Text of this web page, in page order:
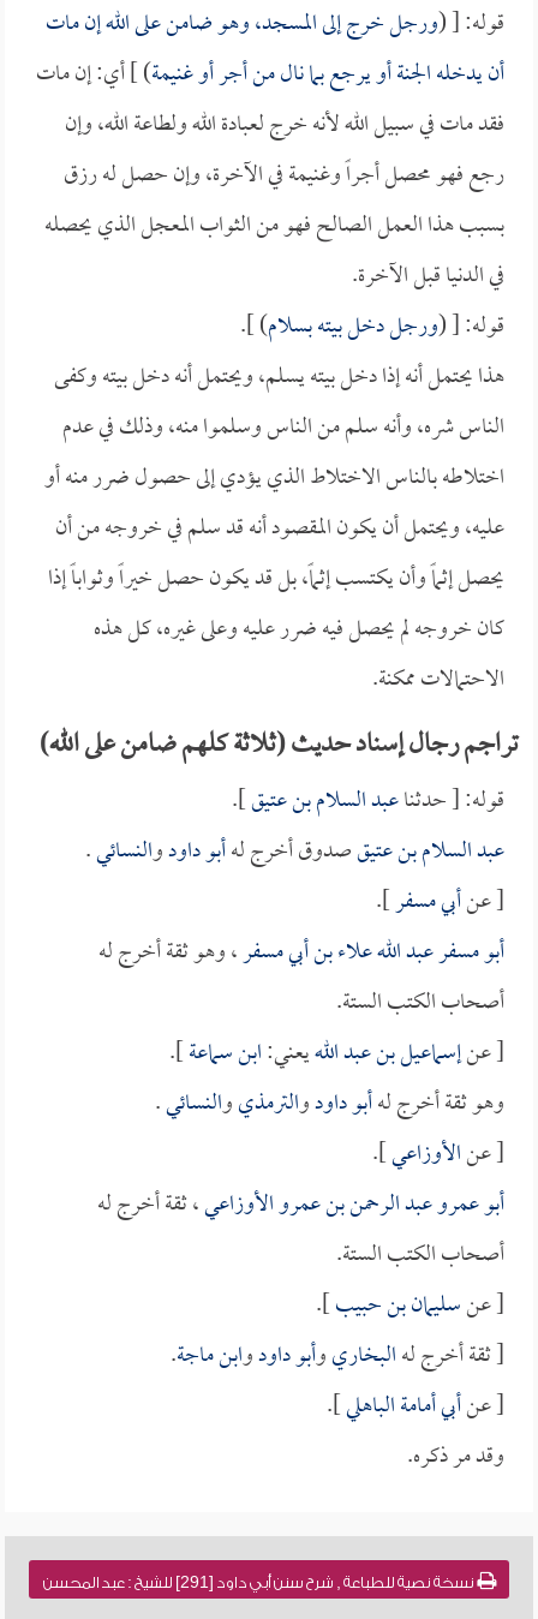
قوله: [ (ورجل خرج إلى المسجد، وهو ضامن على الله إن مات
أن يدخله الجنة أو يرجع بما نال من أجر أو غنيمة) ] أي: إن مات
فقد مات في سبيل الله لأنه خرج لعبادة الله ولطاعة الله، وإن
رجع فهو محصل أجراً وغنيمة في الآخرة، وإن حصل له رزق
بسبب هذا العمل الصالح فهو من الثواب المعجل الذي يحصله
في الدنيا قبل الآخرة.
قوله: [ (ورجل دخل بيته بسلام) ].
هذا يحتمل أنه إذا دخل بيته يسلم، ويحتمل أنه دخل بيته وكفى
الناس شره، وأنه سلم من الناس وسلموا منه، وذلك في عدم
اختلاطه بالناس الاختلاط الذي يؤدي إلى حصول ضرر منه أو
عليه، ويحتمل أن يكون المقصود أنه قد سلم في خروجه من أن
يحصل إثماً وأن يكتسب إثماً، بل قد يكون حصل خيراً وثواباً إذا
كان خروجه لم يحصل فيه ضرر عليه وعلى غيره، كل هذه
الاحتمالات ممكنة.
تراجم رجال إسناد حديث (ثلاثة كلهم ضامن على الله)
قوله: [ حدثناعبد السلام بن عتيق].
عبد السلام بن عتيقصدوق أخرج لهأبو داودوالنسائي.
[ عنأبي مسفر].
أبو مسفر عبد الله علاء بن أبي مسفر، وهو ثقة أخرج له
أصحاب الكتب الستة.
[ عنإسماعيل بن عبد اللهيعني:ابن سماعة].
وهو ثقة أخرج لهأبو داودوالترمذيوالنسائي.
[ عنالأوزاعي].
أبو عمرو عبد الرحمن بن عمرو الأوزاعي، ثقة أخرج له
أصحاب الكتب الستة.
[ عنسليمان بن حبيب].
[ ثقة أخرج لهالبخاريوأبو داودوابن ماجة.
[ عنأبي أمامة الباهلي].
وقد مر ذكره.
نسخة نصية للطباعة , شرح سنن أبي داود [291] للشيخ : عبد المحسن